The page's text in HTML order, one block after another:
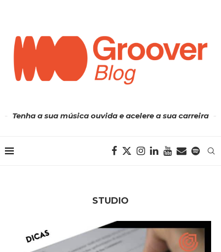
Tenha a sua música ouvida e acelere a sua carreira
STUDIO